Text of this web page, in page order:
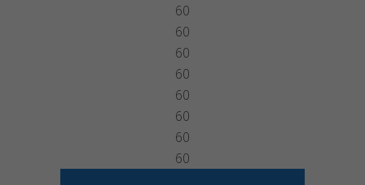
60
60
60
60
60
60
60
60